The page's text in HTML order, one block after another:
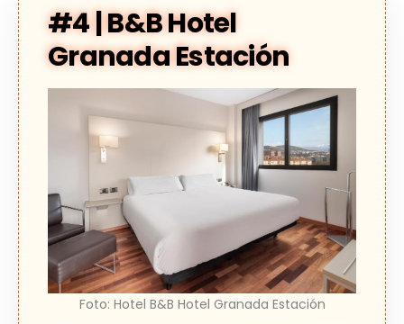
#4 | B&B Hotel
Granada Estación
Foto: Hotel B&B Hotel Granada Estación